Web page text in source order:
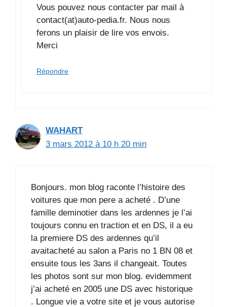
Vous pouvez nous contacter par mail à
contact(at)auto-pedia.fr. Nous nous
ferons un plaisir de lire vos envois.
Merci
Répondre
WAHART
3 mars 2012 à 10 h 20 min
Bonjours. mon blog raconte l’histoire des
voitures que mon pere a acheté . D’une
famille deminotier dans les ardennes je l’ai
toujours connu en traction et en DS, il a eu
la premiere DS des ardennes qu’il
avaitacheté au salon a Paris no 1 BN 08 et
ensuite tous les 3ans il changeait. Toutes
les photos sont sur mon blog. evidemment
j’ai acheté en 2005 une DS avec historique
. Longue vie a votre site et je vous autorise